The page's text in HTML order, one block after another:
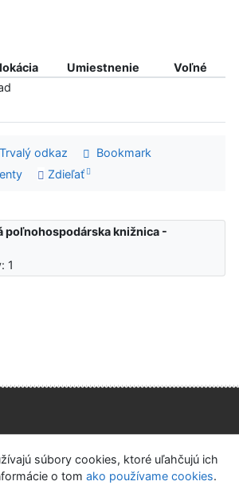
Umiestnenie
Voľné
Trvalý odkaz
Bookmark
Zdieľať
poľnohospodárska knižnica -
1
Napíšte nám Nastavenie cookies
súbory cookies, ktoré uľahčujú ich
o tom ako používame cookies.